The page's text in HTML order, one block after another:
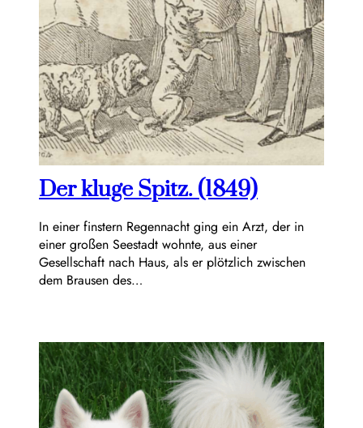
Der kluge Spitz. (1849)
In einer finstern Regennacht ging ein Arzt, der in
einer großen Seestadt wohnte, aus einer
Gesellschaft nach Haus, als er plötzlich zwischen
dem Brausen des…